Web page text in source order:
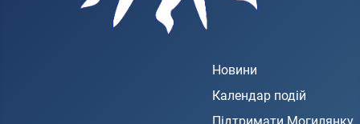
Новини
Календар подій